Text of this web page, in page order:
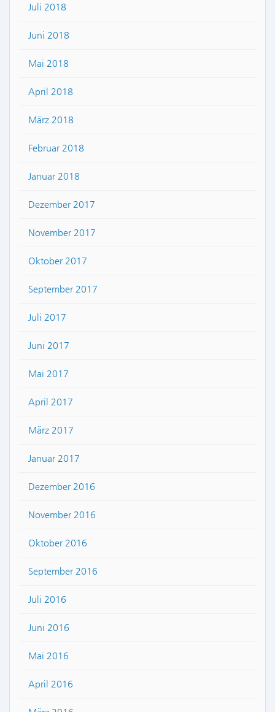
Juli 2018
Juni 2018
Mai 2018
April 2018
März 2018
Februar 2018
Januar 2018
Dezember 2017
November 2017
Oktober 2017
September 2017
Juli 2017
Juni 2017
Mai 2017
April 2017
März 2017
Januar 2017
Dezember 2016
November 2016
Oktober 2016
September 2016
Juli 2016
Juni 2016
Mai 2016
April 2016